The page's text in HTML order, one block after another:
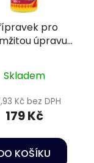
pro
úpravu
water aquatan
100 ml
Skladem
Kč bez DPH
179 Kč
KOŠÍKU